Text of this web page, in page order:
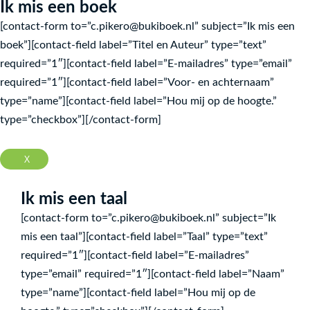
Ik mis een boek
[contact-form to=”c.pikero@bukiboek.nl” subject=”Ik mis een
boek”][contact-field label=”Titel en Auteur” type=”text”
required=”1″][contact-field label=”E-mailadres” type=”email”
required=”1″][contact-field label=”Voor- en achternaam”
type=”name”][contact-field label=”Hou mij op de hoogte.”
type=”checkbox”][/contact-form]
X
Ik mis een taal
[contact-form to=”c.pikero@bukiboek.nl” subject=”Ik
mis een taal”][contact-field label=”Taal” type=”text”
required=”1″][contact-field label=”E-mailadres”
type=”email” required=”1″][contact-field label=”Naam”
type=”name”][contact-field label=”Hou mij op de